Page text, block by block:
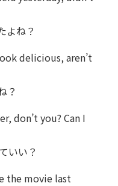
よね？
delicious, aren’t
？
don’t you? Can I
いい？
the movie last